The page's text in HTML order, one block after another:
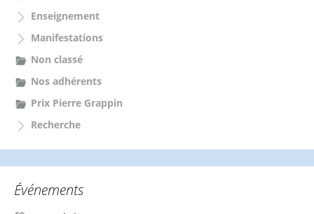
Enseignement
Manifestations
Non classé
Nos adhérents
Prix Pierre Grappin
Recherche
Événements